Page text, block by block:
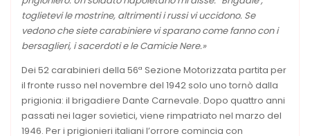
toglietevi le mostrine, altrimenti i russi vi uccidono. Se
vedono che siete carabiniere vi sparano come fanno con i
bersaglieri, i sacerdoti e le Camicie Nere.»
Dei 52 carabinieri della 56ª Sezione Motorizzata partita per
il fronte russo nel novembre del 1942 solo uno tornò dalla
prigionia: il brigadiere Dante Carnevale. Dopo quattro anni
passati nei lager sovietici, viene rimpatriato nel marzo del
1946. Per i prigionieri italiani l’orrore comincia con